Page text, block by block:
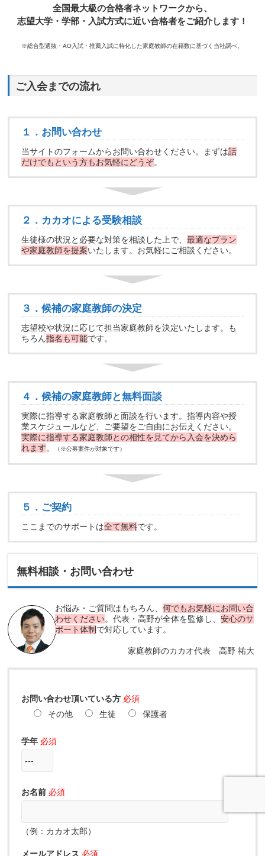
全国最大級の合格者ネットワークから、
志望大学・学部・入試方式に近い合格者をご紹介します！
※総合型選抜・AO入試・推薦入試に特化した家庭教師の在籍数に基づく当社調べ。
ご入会までの流れ
１．お問い合わせ
当サイトのフォームからお問い合わせください。まずは話
だけでもという方もお気軽にどうぞ。
２．カカオによる受験相談
生徒様の状況と必要な対策を相談した上で、最適なプラン
や家庭教師を提案いたします。お気軽にご相談ください。
３．候補の家庭教師の決定
志望校や状況に応じて担当家庭教師を決定いたします。も
ちろん指名も可能です。
４．候補の家庭教師と無料面談
実際に指導する家庭教師と面談を行います。指導内容や授
業スケジュールなど、ご要望をご自由にお伝えください。
実際に指導する家庭教師との相性を見てから入会を決めら
れます。 （※公募案件が対象です）
５．ご契約
ここまでのサポートは全て無料です。
無料相談・お問い合わせ
お悩み・ご質問はもちろん、何でもお気軽にお問い合
わせください。代表・高野が全体を監修し、安心のサ
ポート体制 で対応しています。
家庭教師のカカオ代表 高野 祐大
お問い合わせ頂いている方 必須
その他
生徒 保護者
学年 必須
お名前 必須
（例：カカオ太郎）
メールアドレス 必須